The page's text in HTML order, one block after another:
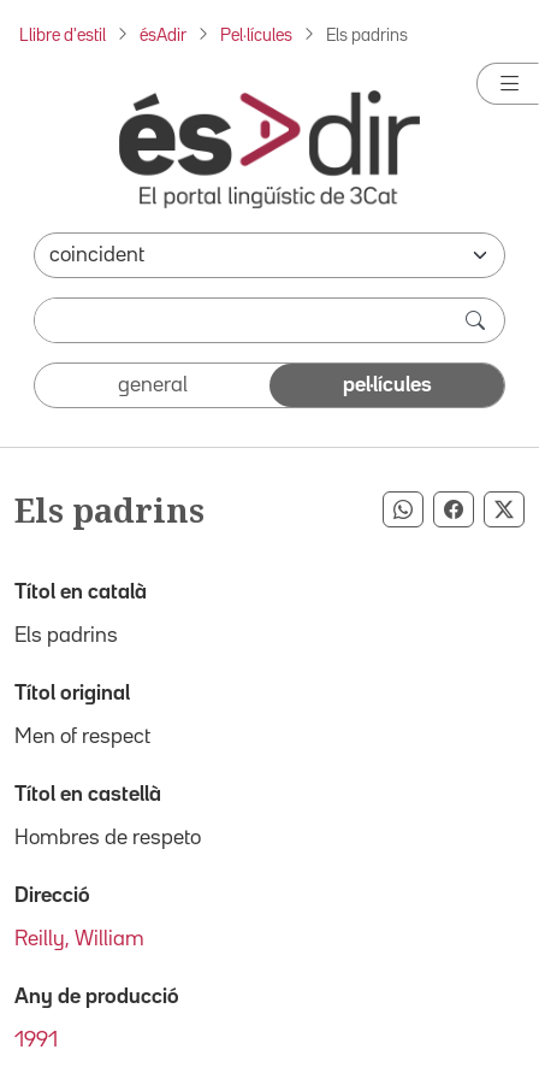
Llibre d'estil ésAdir Pel·lícules Els padrins
general pel·lícules
Els padrins Compartir
Títol en català
Els padrins
Títol original
Men of respect
Títol en castellà
Hombres de respeto
Direcció
Reilly, William
Any de producció
1991